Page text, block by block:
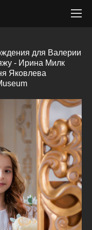
для Валерии
- Ирина Милк
Яковлева